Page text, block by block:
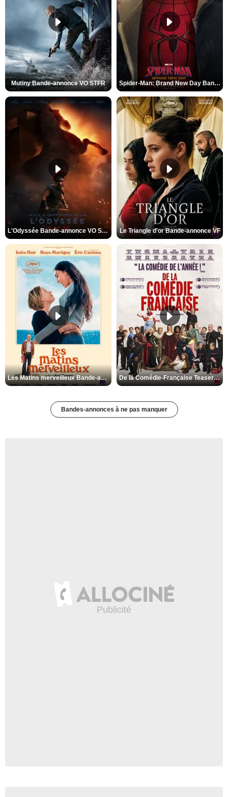
Mutiny Bande-annonce VO STFR Spider-Man: Brand New Day Bande-annonce VO STFR
L'Odyssée Bande-annonce VO STFR Le Triangle d'or Bande-annonce VF
Les Matins merveilleux Bande-annonce VF De la Comédie-Française Teaser VF
Bandes-annonces à ne pas manquer